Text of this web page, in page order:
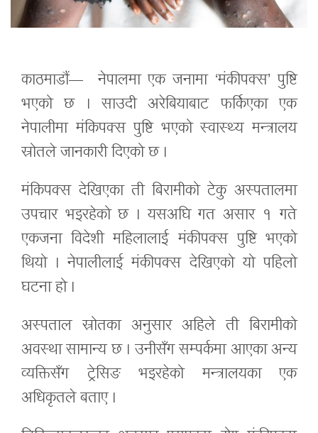
काठमाडौं— नेपालमा एक जनामा ‘मंकीपक्स’ पुष्टि
भएको छ । साउदी अरेबियाबाट फर्किएका एक
नेपालीमा मंकिपक्स पुष्टि भएको स्वास्थ्य मन्त्रालय
स्रोतले जानकारी दिएको छ ।
मंकिपक्स देखिएका ती बिरामीको टेकु अस्पतालमा
उपचार भइरहेको छ । यसअघि गत असार १ गते
एकजना विदेशी महिलालाई मंकीपक्स पुष्टि भएको
थियो । नेपालीलाई मंकीपक्स देखिएको यो पहिलो
घटना हो ।
अस्पताल स्रोतका अनुसार अहिले ती बिरामीको
अवस्था सामान्य छ । उनीसँग सम्पर्कमा आएका अन्य
व्यक्तिसँग ट्रेसिङ भइरहेको मन्त्रालयका एक
अधिकृतले बताए ।